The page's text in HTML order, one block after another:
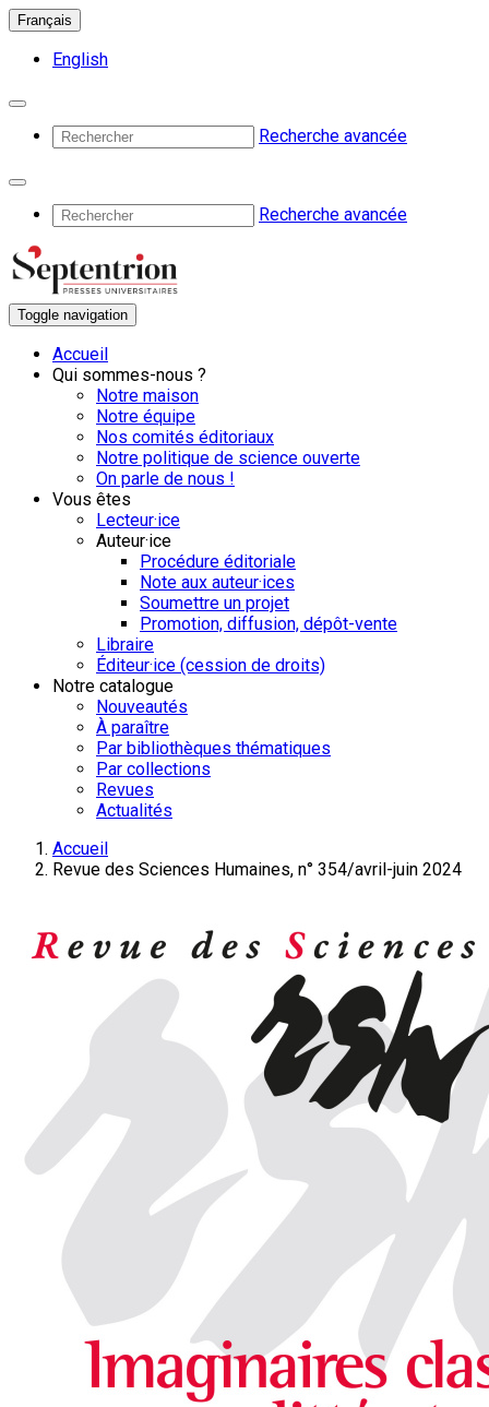
Français
English
Recherche avancée
Recherche avancée
Toggle navigation
Accueil
Qui sommes-nous ?
Notre maison
Notre équipe
Nos comités éditoriaux
Notre politique de science ouverte
On parle de nous !
Vous êtes
Lecteur·ice
Auteur·ice
Procédure éditoriale
Note aux auteur·ices
Soumettre un projet
Promotion, diffusion, dépôt-vente
Libraire
Éditeur·ice (cession de droits)
Notre catalogue
Nouveautés
À paraître
Par bibliothèques thématiques
Par collections
Revues
Actualités
Accueil
Revue des Sciences Humaines, n° 354/avril-juin 2024